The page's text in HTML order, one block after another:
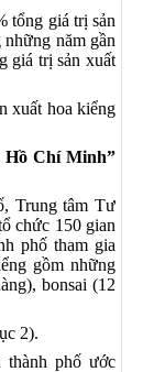
tổng giá trị sản
năm gần
giá trị sản xuất
xuất hoa kiểng
Hồ Chí Minh”
Trung tâm Tư
chức 150 gian
phố tham gia
gồm những
bonsai (12
2).
thành phố ước